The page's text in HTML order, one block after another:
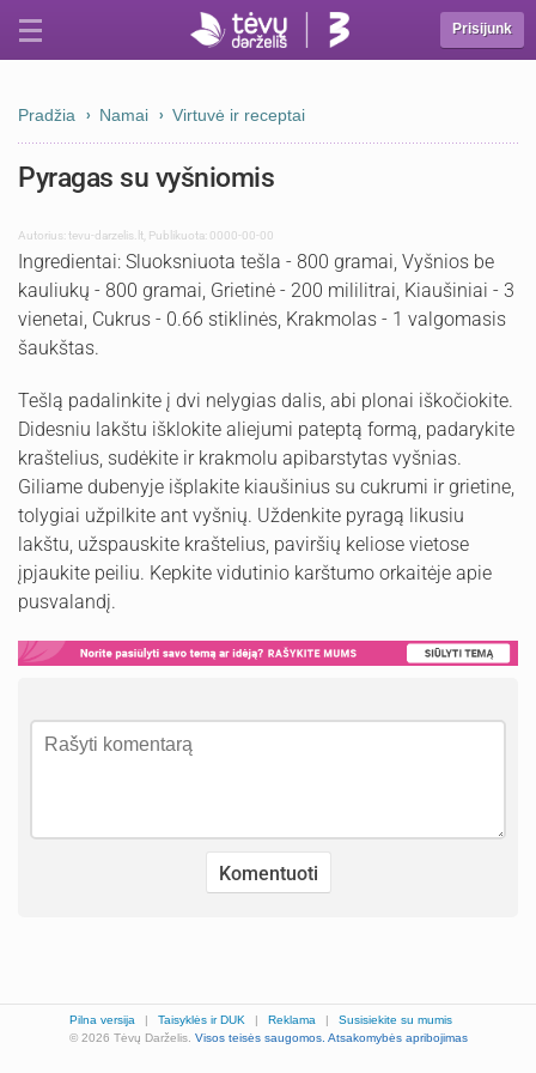
Prisijunk
Pradžia Namai Virtuvė ir receptai
Pyragas su vyšniomis
Autorius:tevu-darzelis.lt Publikuota: 0000-00-00
Ingredientai: Sluoksniuota tešla - 800 gramai, Vyšnios be
kauliukų - 800 gramai, Grietinė - 200 mililitrai, Kiaušiniai - 3
vienetai, Cukrus - 0.66 stiklinės, Krakmolas - 1 valgomasis
šaukštas.
Tešlą padalinkite į dvi nelygias dalis, abi plonai iškočiokite.
Didesniu lakštu išklokite aliejumi pateptą formą, padarykite
kraštelius, sudėkite ir krakmolu apibarstytas vyšnias.
Giliame dubenyje išplakite kiaušinius su cukrumi ir grietine,
tolygiai užpilkite ant vyšnių. Uždenkite pyragą likusiu
lakštu, užspauskite kraštelius, paviršių keliose vietose
įpjaukite peiliu. Kepkite vidutinio karštumo orkaitėje apie
pusvalandį.
Pilna versija | Taisyklės ir DUK | Reklama |
Susisiekite su mumis
© 2026 Tėvų Darželis. Visos teisės saugomos. Atsakomybės apribojimas